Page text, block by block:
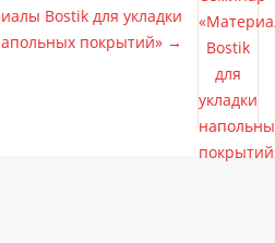
Bostik для укладки
покрытий» →